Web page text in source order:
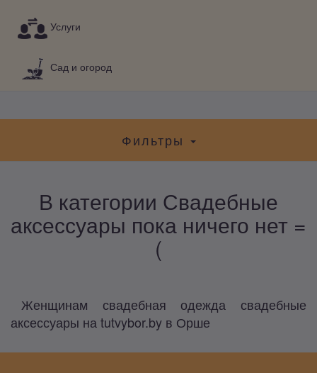
Услуги
Сад и огород
Фильтры
В категории Свадебные
аксессуары пока ничего нет =
(
Женщинам свадебная одежда свадебные
аксессуары на tutvybor.by в Орше